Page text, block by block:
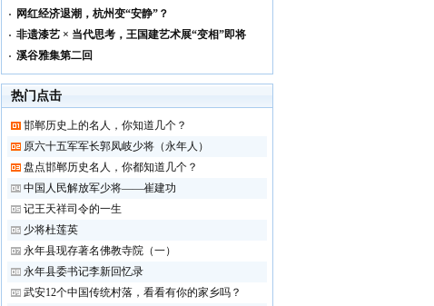
网红经济退潮，杭州变“安静”？
非遗漆艺 × 当代思考，王国建艺术展“变相”即将
溪谷雅集第二回
热门点击
邯郸历史上的名人，你知道几个？
原六十五军军长郭凤岐少将（永年人）
盘点邯郸历史名人，你都知道几个？
中国人民解放军少将——崔建功
记王天祥司令的一生
少将杜莲英
永年县现存著名佛教寺院（一）
永年县委书记李新回忆录
武安12个中国传统村落，看看有你的家乡吗？